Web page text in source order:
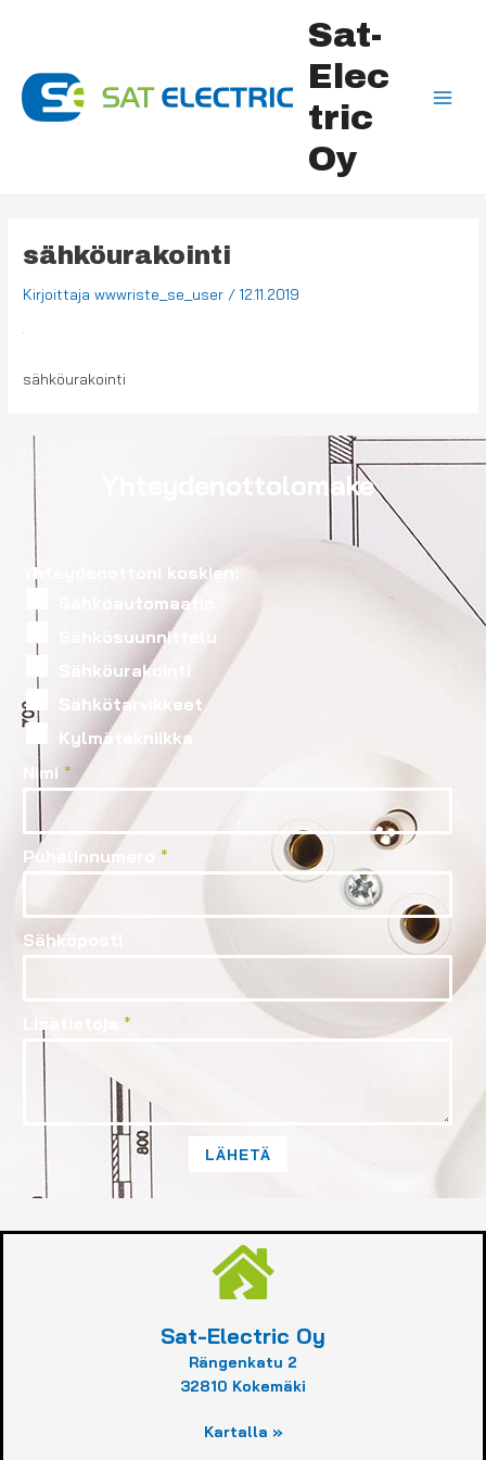
Sat-
Elec
tric
Oy
sähköurakointi
Kirjoittajawwwriste_se_user /12.11.2019
sähköurakointi
Yhteydenottolomake
Yhteydenottoni koskien:
Sähköautomaatio
Sähkösuunnittelu
Sähköurakointi
Sähkötarvikkeet
Kylmätekniikka
Nimi *
Puhelinnumero *
Sähköposti
*
LÄHETÄ
Sat-Electric Oy
Rängenkatu 2
32810 Kokemäki
Kartalla »